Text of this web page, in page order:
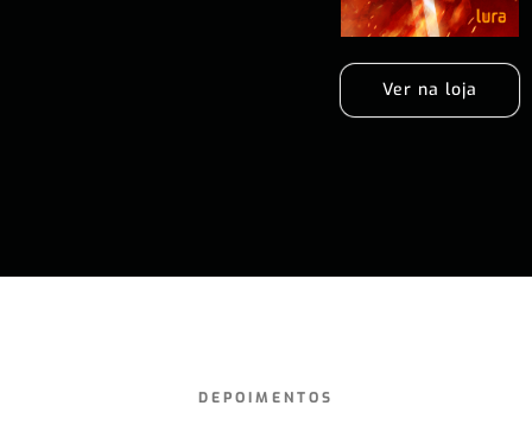
Ver na loja
DEPOIMENTOS